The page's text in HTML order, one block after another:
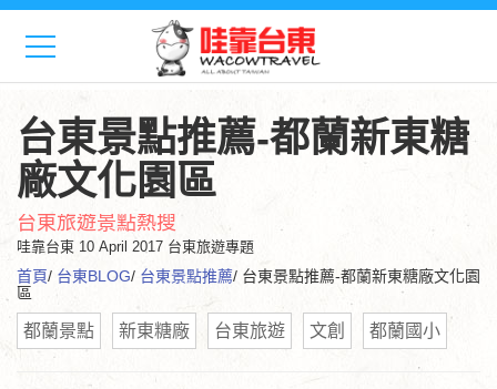
台東景點推薦-都蘭新東糖
廠文化園區
台東旅遊景點熱搜
哇靠台東 10 April 2017 台東旅遊專題
首頁/ 台東BLOG/ 台東景點推薦/ 台東景點推薦-都蘭新東糖廠文化園
區
都蘭景點 新東糖廠 台東旅遊 文創 都蘭國小